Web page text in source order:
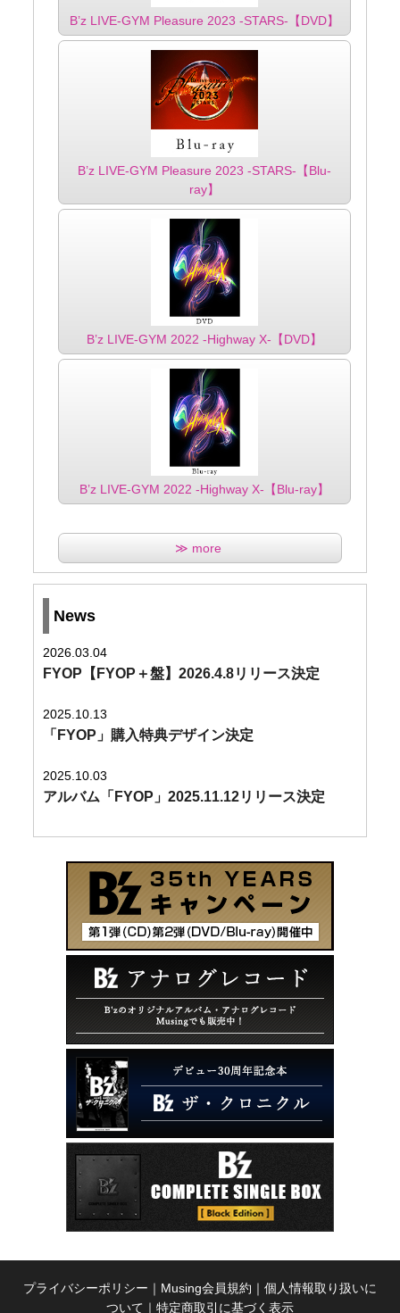
B’z LIVE-GYM Pleasure 2023 -STARS-【DVD】
B’z LIVE-GYM Pleasure 2023 -STARS-【Blu-
ray】
B’z LIVE-GYM 2022 -Highway X-【DVD】
B’z LIVE-GYM 2022 -Highway X-【Blu-ray】
≫ more
News
2026.03.04
FYOP【FYOP＋盤】2026.4.8リリース決定
2025.10.13
「FYOP」購入特典デザイン決定
2025.10.03
アルバム「FYOP」2025.11.12リリース決定
プライバシーポリシー ｜ Musing会員規約 ｜ 個人情報取り扱いに
ついて ｜ 特定商取引に基づく表示